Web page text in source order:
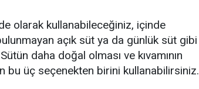
olarak kullanabileceğiniz, içinde
açık süt ya da günlük süt gibi
daha doğal olması ve kıvamının
bu üç seçenekten birini kullanabilirsiniz.